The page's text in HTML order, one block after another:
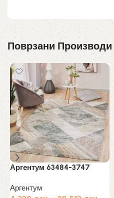
Поврзани Производи
Аргентум 63484-3747
Аргентум